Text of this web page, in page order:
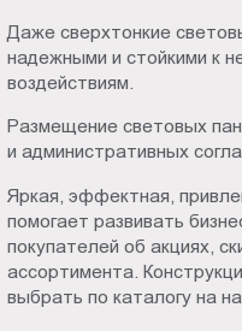
Даже сверхтонкие
надежными и стойкими к
воздействиям.
Размещение световых
и административных
Яркая, эффектная,
помогает развивать
покупателей об акциях,
ассортимента.
выбрать по каталогу на